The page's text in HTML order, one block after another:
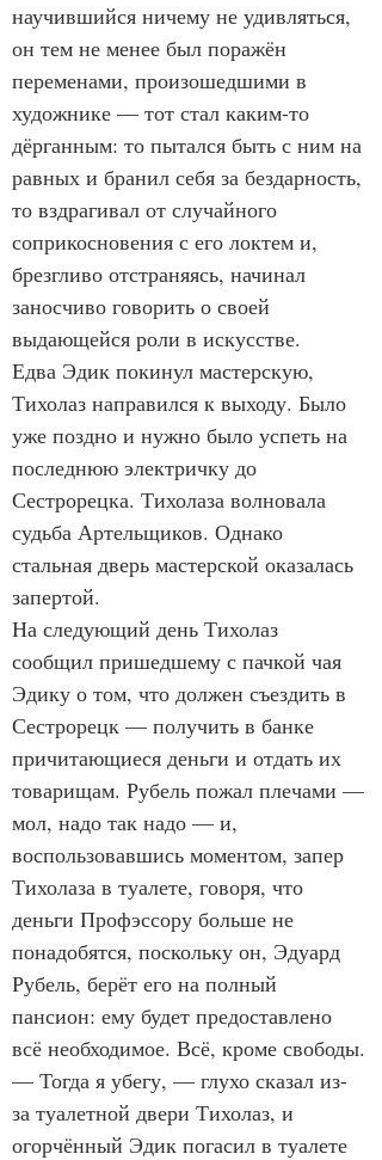
научившийся ничему не удивляться,
он тем не менее был поражён
переменами, произошедшими в
художнике — тот стал каким-то
дёрганным: то пытался быть с ним на
равных и бранил себя за бездарность,
то вздрагивал от случайного
соприкосновения с его локтем и,
брезгливо отстраняясь, начинал
заносчиво говорить о своей
выдающейся роли в искусстве.
Едва Эдик покинул мастерскую,
Тихолаз направился к выходу. Было
уже поздно и нужно было успеть на
последнюю электричку до
Сестрорецка. Тихолаза волновала
судьба Артельщиков. Однако
стальная дверь мастерской оказалась
запертой.
На следующий день Тихолаз
сообщил пришедшему с пачкой чая
Эдику о том, что должен съездить в
Сестрорецк — получить в банке
причитающиеся деньги и отдать их
товарищам. Рубель пожал плечами —
мол, надо так надо — и,
воспользовавшись моментом, запер
Тихолаза в туалете, говоря, что
деньги Профэссору больше не
понадобятся, поскольку он, Эдуард
Рубель, берёт его на полный
пансион: ему будет предоставлено
всё необходимое. Всё, кроме свободы.
— Тогда я убегу, — глухо сказал из-
за туалетной двери Тихолаз, и
огорчённый Эдик погасил в туалете